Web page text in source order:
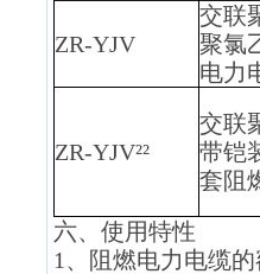
ZR-YJV
交联
聚氯
电力
ZR-YJV²²
交联
带铠
套阻
六、使用特性
1、阻燃电力电缆